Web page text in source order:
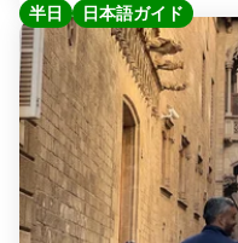
半日 日本語ガイド